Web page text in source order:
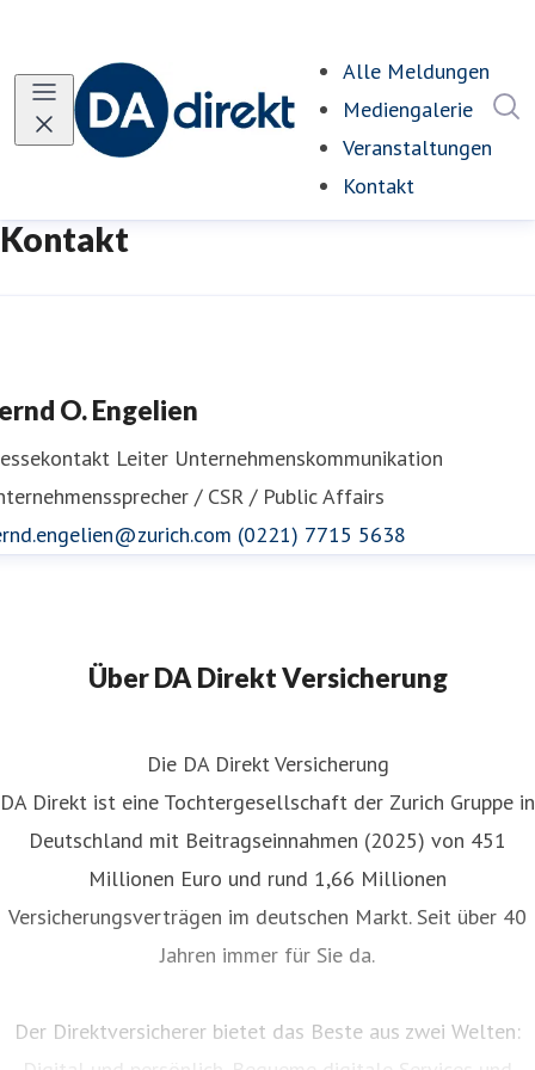
Alle Meldungen
Mediengalerie
Veranstaltungen
Kontakt
Kontakt
O. Engelien
Leiter Unternehmenskommunikation
/ CSR / Public Affairs
(0221) 7715 5638
Über DA Direkt Versicherung
Die DA Direkt Versicherung
DA Direkt ist eine Tochtergesellschaft der Zurich Gruppe in
Deutschland mit Beitragseinnahmen (2025) von 451
Millionen Euro und rund 1,66 Millionen
Versicherungsverträgen im deutschen Markt. Seit über 40
Jahren immer für Sie da.
Der Direktversicherer bietet das Beste aus zwei Welten: